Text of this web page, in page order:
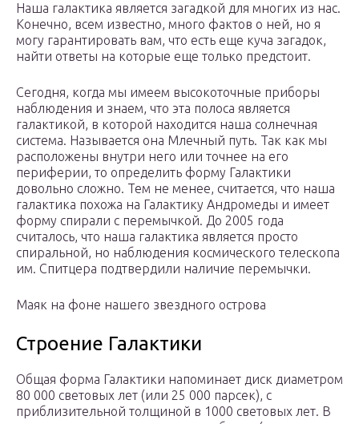
Наша галактика является загадкой для многих из нас.
Конечно, всем известно, много фактов о ней, но я
могу гарантировать вам, что есть еще куча загадок,
найти ответы на которые еще только предстоит.
Сегодня, когда мы имеем высокоточные приборы
наблюдения и знаем, что эта полоса является
галактикой, в которой находится наша солнечная
система. Называется она Млечный путь. Так как мы
расположены внутри него или точнее на его
периферии, то определить форму Галактики
довольно сложно. Тем не менее, считается, что наша
галактика похожа на Галактику Андромеды и имеет
форму спирали с перемычкой. До 2005 года
считалось, что наша галактика является просто
спиральной, но наблюдения космического телескопа
им. Спитцера подтвердили наличие перемычки.
Маяк на фоне нашего звездного острова
Строение Галактики
Общая форма Галактики напоминает диск диаметром
80 000 световых лет (или 25 000 парсек), с
приблизительной толщиной в 1000 световых лет. В